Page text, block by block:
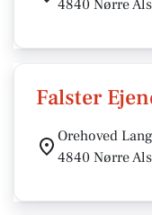
4840 Nørre
Falster
Orehoved
4840 Nørre